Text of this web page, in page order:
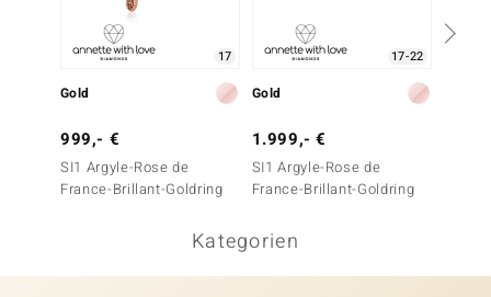
17
Gold
999,- €
SI1 Argyle-Rose de
France-Brillant-Goldring
17-22
Gold
1.999,- €
SI1 Argyle-Rose de
France-Brillant-Goldring
Kategorien